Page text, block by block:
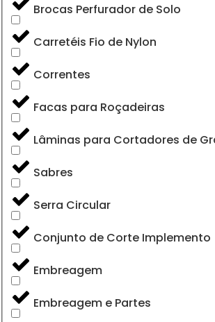
Brocas Perfurador de Solo
Carretéis Fio de Nylon
Correntes
Facas para Roçadeiras
Lâminas para Cortadores de
Sabres
Serra Circular
Conjunto de Corte Implemento
Embreagem
Embreagem e Partes